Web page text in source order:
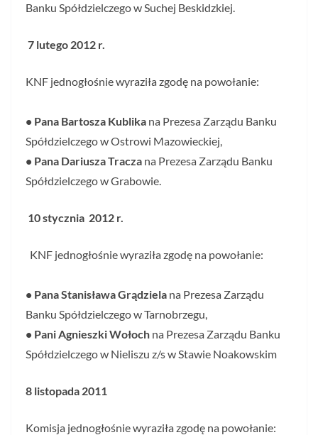
Banku Spółdzielczego w Suchej Beskidzkiej.
7 lutego 2012 r.
KNF jednogłośnie wyraziła zgodę na powołanie:
• Pana Bartosza Kublika na Prezesa Zarządu Banku
Spółdzielczego w Ostrowi Mazowieckiej,
• Pana Dariusza Tracza na Prezesa Zarządu Banku
Spółdzielczego w Grabowie.
10 stycznia 2012 r.
KNF jednogłośnie wyraziła zgodę na powołanie:
• Pana Stanisława Grądziela na Prezesa Zarządu
Banku Spółdzielczego w Tarnobrzegu,
• Pani Agnieszki Wołoch na Prezesa Zarządu Banku
Spółdzielczego w Nieliszu z/s w Stawie Noakowskim
8 listopada 2011
Komisja jednogłośnie wyraziła zgodę na powołanie: